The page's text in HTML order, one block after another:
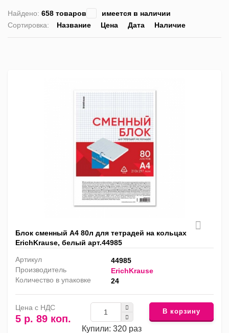
Найдено: 658 товаров
имеется в наличии
Сортировка:
Название Цена Дата Наличие
Блок сменный А4 80л для тетрадей на кольцах
ErichKrause, белый арт.44985
Артикул
44985
Производитель
ErichKrause
Количество в упаковке
24
Цена с НДС
5 р. 89 коп.
Купили: 320 раз
В корзину